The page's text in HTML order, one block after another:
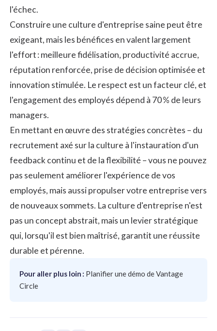
l'échec.
Construire une culture d'entreprise saine peut être
exigeant, mais les bénéfices en valent largement
l'effort : meilleure fidélisation, productivité accrue,
réputation renforcée, prise de décision optimisée et
innovation stimulée. Le respect est un facteur clé, et
l'engagement des employés dépend à 70 % de leurs
managers.
En mettant en œuvre des stratégies concrètes – du
recrutement axé sur la culture à l'instauration d'un
feedback continu et de la flexibilité – vous ne pouvez
pas seulement améliorer l'expérience de vos
employés, mais aussi propulser votre entreprise vers
de nouveaux sommets. La culture d'entreprise n'est
pas un concept abstrait, mais un levier stratégique
qui, lorsqu'il est bien maîtrisé, garantit une réussite
durable et pérenne.
Pour aller plus loin : Planifier une démo de Vantage
Circle